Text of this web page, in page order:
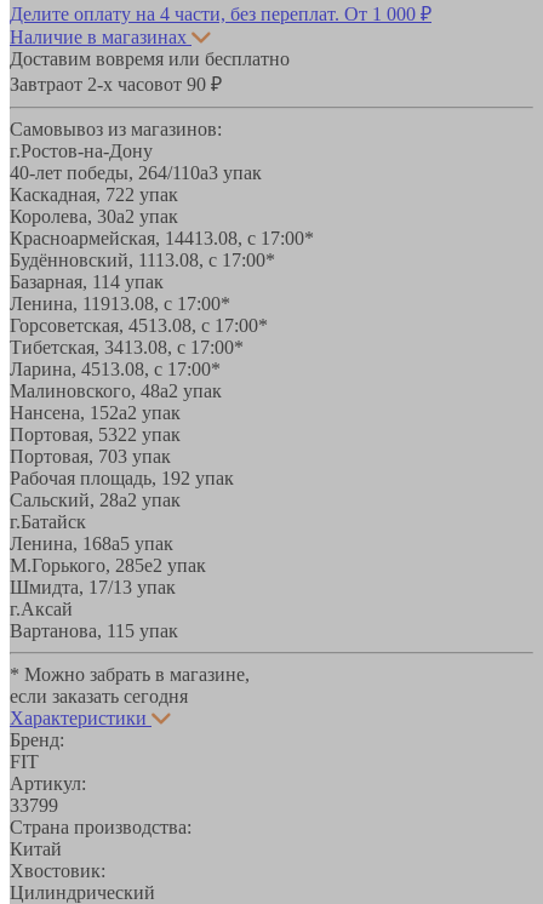
Делите оплату на 4 части, без переплат. От 1 000 ₽
Наличие в магазинах
Доставим вовремя или бесплатно
Завтраот 2-х часовот 90 ₽
Самовывоз из магазинов:
г.Ростов-на-Дону
40-лет победы, 264/110а3 упак
Каскадная, 722 упак
Королева, 30а2 упак
Красноармейская, 14413.08, с 17:00*
Будённовский, 1113.08, с 17:00*
Базарная, 114 упак
Ленина, 11913.08, с 17:00*
Горсоветская, 4513.08, с 17:00*
Тибетская, 3413.08, с 17:00*
Ларина, 4513.08, с 17:00*
Малиновского, 48а2 упак
Нансена, 152а2 упак
Портовая, 5322 упак
Портовая, 703 упак
Рабочая площадь, 192 упак
Сальский, 28a2 упак
г.Батайск
Ленина, 168а5 упак
М.Горького, 285е2 упак
Шмидта, 17/13 упак
г.Аксай
Вартанова, 11 5 упак
* Можно забрать в магазине,
если заказать сегодня
Характеристики
Бренд:
FIT
Артикул:
33799
Страна производства:
Китай
Хвостовик:
Цилиндрический